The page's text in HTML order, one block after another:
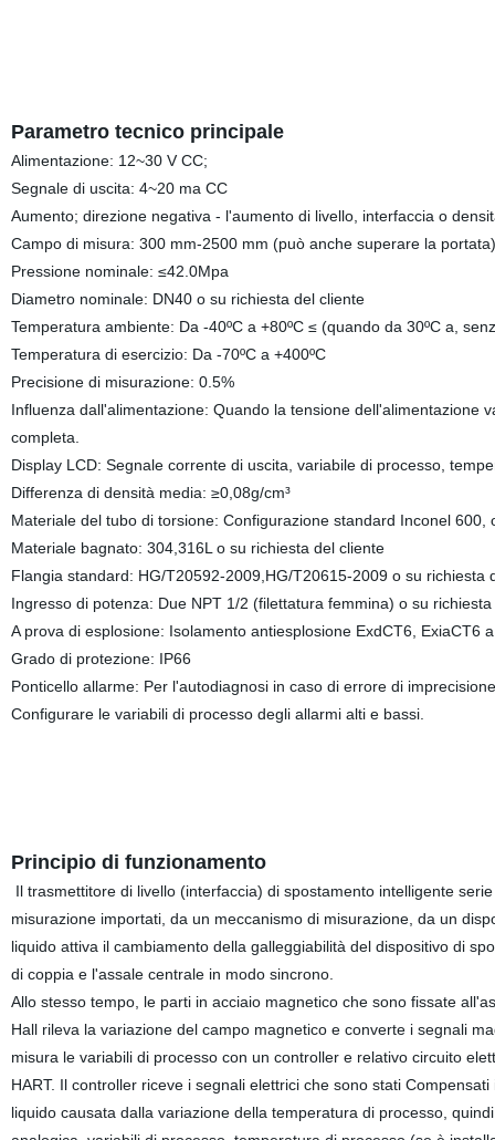
Parametro tecnico principale
Alimentazione: 12~30 V CC;
Segnale di uscita: 4~20 ma CC
Aumento; direzione negativa - l'aumento di livello, interfaccia o
Campo di misura: 300 mm-2500 mm (può anche superare la portata)
Pressione nominale: ≤42.0Mpa
Diametro nominale: DN40 osu richiesta del cliente
Temperatura ambiente: Da -40ºC a +80ºC ≤ (quando da 30ºC a,
Temperatura di esercizio: Da -70ºC a +400ºC
Precisione di misurazione: 0.5%
Influenza dall'alimentazione: Quando la tensionedell'alimentazione
completa.
Display LCD: Segnale corrente di uscita, variabile di processo,
Differenza di densità media: ≥0,08g/cm³
Materiale del tubo di torsione: Configurazione standard Inconel600,
Materiale bagnato: 304,316L osu richiesta del cliente
Flangia standard: HG/T20592-2009,HG/T20615-2009 o su richiesta
Ingresso di potenza: Due NPT 1/2 (filettatura femmina) o su
A prova di esplosione: Isolamento antiesplosioneExdCT6, ExiaCT6
Grado di protezione: IP66
Ponticello allarme: Per l'autodiagnosi in caso di errore di
Configurarele variabili di processodegli allarmi alti e bassi.
Principio di funzionamento
Il trasmettitore di livello (interfaccia) di spostamento intelligente
misurazione importati, da un meccanismo di misurazione, da un
liquido attiva il cambiamentodella galleggiabilità deldispositivo di
di coppia e l'assale centrale in modo sincrono.
Allo stesso tempo, le parti in acciaio magnetico che sono fissate
Hall rileva la variazione del campo magnetico e converte i segnali
misura le variabili di processo con un controller e relativo circuito
HART. Il controller riceveisegnali elettrici che sono stati
liquido causata dalla variazione della temperatura di processo,